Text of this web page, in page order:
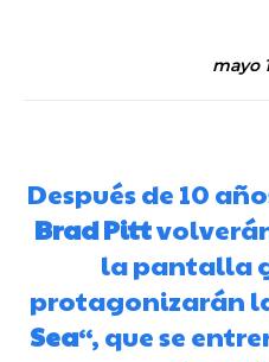
mayo
Después de 10
Brad Pitt
la pantalla
protagonizarán
Sea“, que se